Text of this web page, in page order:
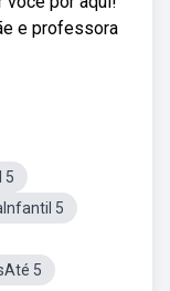
e professora
5
5
5